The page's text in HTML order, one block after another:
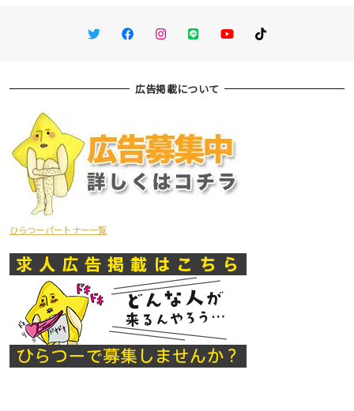
TwitterFacebookInstagram
LINE You TubeTikTok
広告掲載について
ひらつーパートナー一覧